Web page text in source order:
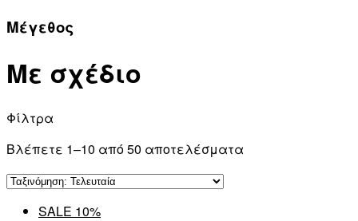
Μέγεθος
Με σχέδιο
Φίλτρα
Βλέπετε 1–10 από 50 αποτελέσματα
SALE 10%